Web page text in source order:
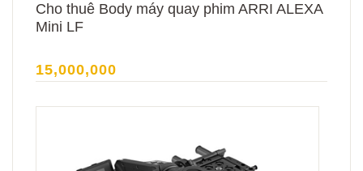
Cho thuê Body máy quay phim ARRI ALEXA
Mini LF
15,000,000